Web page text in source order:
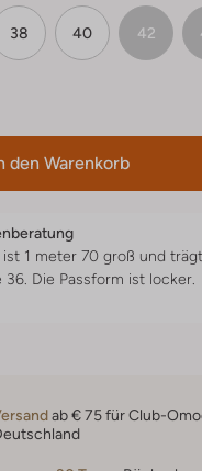
38 40 42
den Warenkorb
ist 1 meter 70 groß und trägt
36. Die Passform ist locker
ab € 75 für Club-